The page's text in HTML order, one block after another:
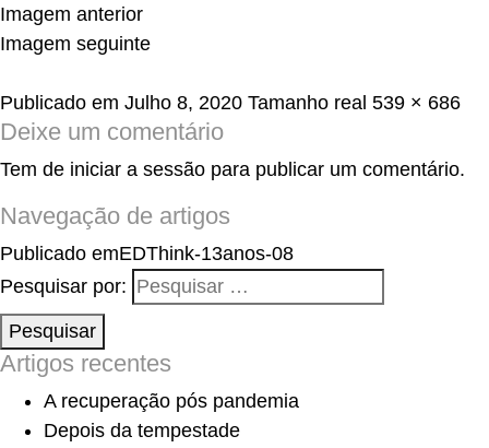
Imagem anterior
Imagem seguinte
Publicado em Julho 8, 2020 Tamanho real 539 × 686
Deixe um comentário
Tem de iniciar a sessão para publicar um comentário.
Navegação de artigos
Publicado emEDThink-13anos-08
Pesquisar por:
Pesquisar
Artigos recentes
A recuperação pós pandemia
Depois da tempestade